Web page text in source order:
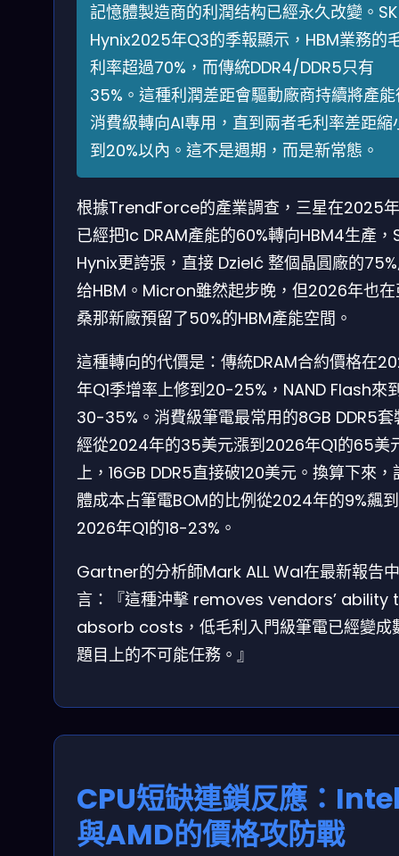
記憶體製造商的利潤结构已經永久改變。SK
Hynix2025年Q3的季報顯示，HBM業務的
利率超過70%，而傳統DDR4/DDR5只有
35%。這種利潤差距會驅動廠商持續將產
消費級轉向AI專用，直到兩者毛利率差距縮
到20%以內。這不是週期，而是新常態。
根據TrendForce的產業調查，三星在2025
已經把1c DRAM產能的60%轉向HBM4生產，
Hynix更誇張，直接 Dzielć 整個晶圓廠的
给HBM。Micron雖然起步晚，但2026年也
桑那新廠預留了50%的HBM產能空間。
這種轉向的代價是：傳統DRAM合約價格在
年Q1季增率上修到20-25%，NAND Flash來
30-35%。消費級筆電最常用的8GB DDR5套
經從2024年的35美元漲到2026年Q1的65美
上，16GB DDR5直接破120美元。換算下來，
體成本占筆電BOM的比例從2024年的9%飆到
2026年Q1的18-23%。
Gartner的分析師Mark ALL Wal在最新報告
言：『這種沖擊 removes vendors’ ability
absorb costs，低毛利入門級筆電已經變成
題目上的不可能任務。』
CPU短缺連鎖反應：
與AMD的價格攻防戰